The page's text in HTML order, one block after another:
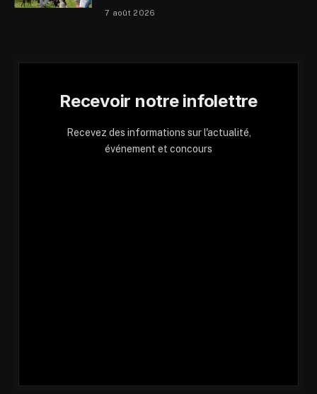
7 août 2026
Recevoir notre infolettre
Recevez des informations sur l'actualité,
événement et concours